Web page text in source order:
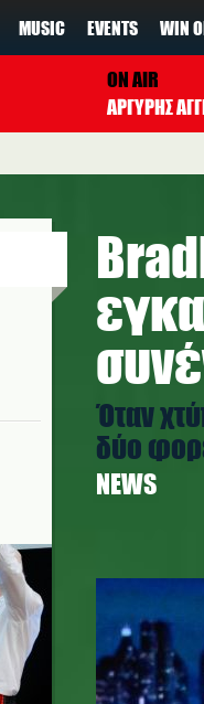
MUSIC EVENTS WIN
ON AIR
ΑΡΓΥΡΗΣ
Όταν
δύο
NEWS
b.jpg